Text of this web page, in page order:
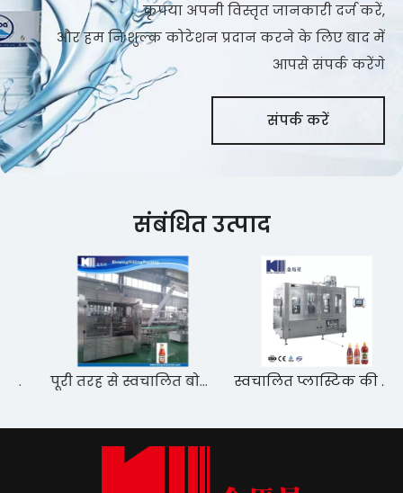
कृपया अपनी विस्तृत जानकारी दर्ज करें,
और हम निःशुल्क कोटेशन प्रदान करने के लिए बाद में
आपसे संपर्क करेंगे
संपर्क करें
संबंधित उत्पाद
पूरी तरह से स्वचालित बोतलें मछली सॉस भरने वाली मशीन चीन में बनाई गई स्वचालित प्लास्टिक की बोतल सड़न रोकनेवाला धोने और भरने और कैपिंग मशीन की बोतल की क्षमता 300 मिलीलीटर है; 1000 एमएल और 3000 एमएल